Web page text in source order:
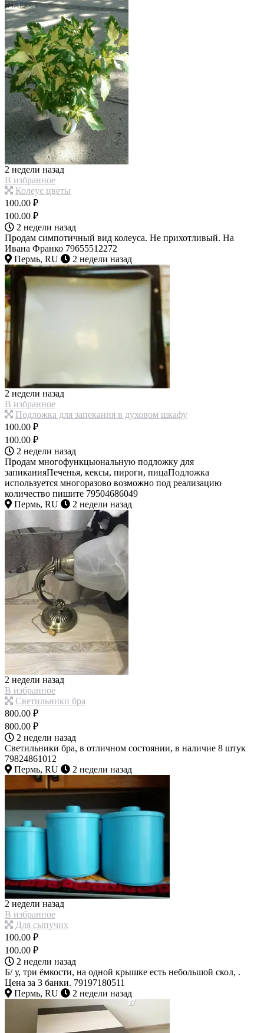
2 недели назад
В избранное
Колеус цветы
100.00 ₽
100.00 ₽
2 недели назад
Продам симпотичный вид колеуса. Не прихотливый. На
Ивана Франко 79655512272
Пермь, RU
2 недели назад
2 недели назад
В избранное
Подложка для запекания в духовом шкафу
100.00 ₽
100.00 ₽
2 недели назад
Продам многофункцыональную подложку для
запиканияПеченья, кексы, пироги, пицаПодложка
используется многоразово возможно под реализацию
количество пишите 79504686049
Пермь, RU
2 недели назад
2 недели назад
В избранное
Светильники бра
800.00 ₽
800.00 ₽
2 недели назад
Светильники бра, в отличном состоянии, в наличие 8 штук
79824861012
Пермь, RU
2 недели назад
2 недели назад
В избранное
Для сыпучих
100.00 ₽
100.00 ₽
2 недели назад
Б/ у, три ёмкости, на одной крышке есть небольшой скол, .
Цена за 3 банки. 79197180511
Пермь, RU
2 недели назад